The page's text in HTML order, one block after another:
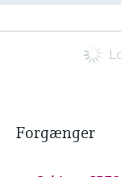
Forgænger